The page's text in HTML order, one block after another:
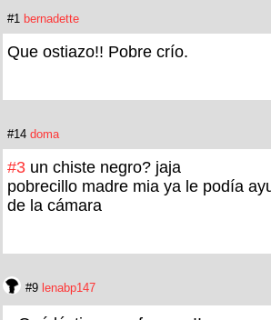
#1 bernadette
Que ostiazo!! Pobre crío.
#14 doma
#3 un chiste negro? jaja
pobrecillo madre mia ya le podía
de la cámara
#9 lenabp147